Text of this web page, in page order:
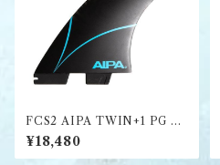
FCS2 AIPA TWIN+1 PG RE
TAIL FINS XL
¥18,480